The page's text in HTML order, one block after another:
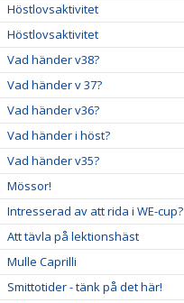
Höstlovsaktivitet
Höstlovsaktivitet
Vad händer v38?
Vad händer v 37?
Vad händer v36?
Vad händer i höst?
Vad händer v35?
Mössor!
Intresserad av att rida i WE-cup?
Att tävla på lektionshäst
Mulle Caprilli
Smittotider - tänk på det här!